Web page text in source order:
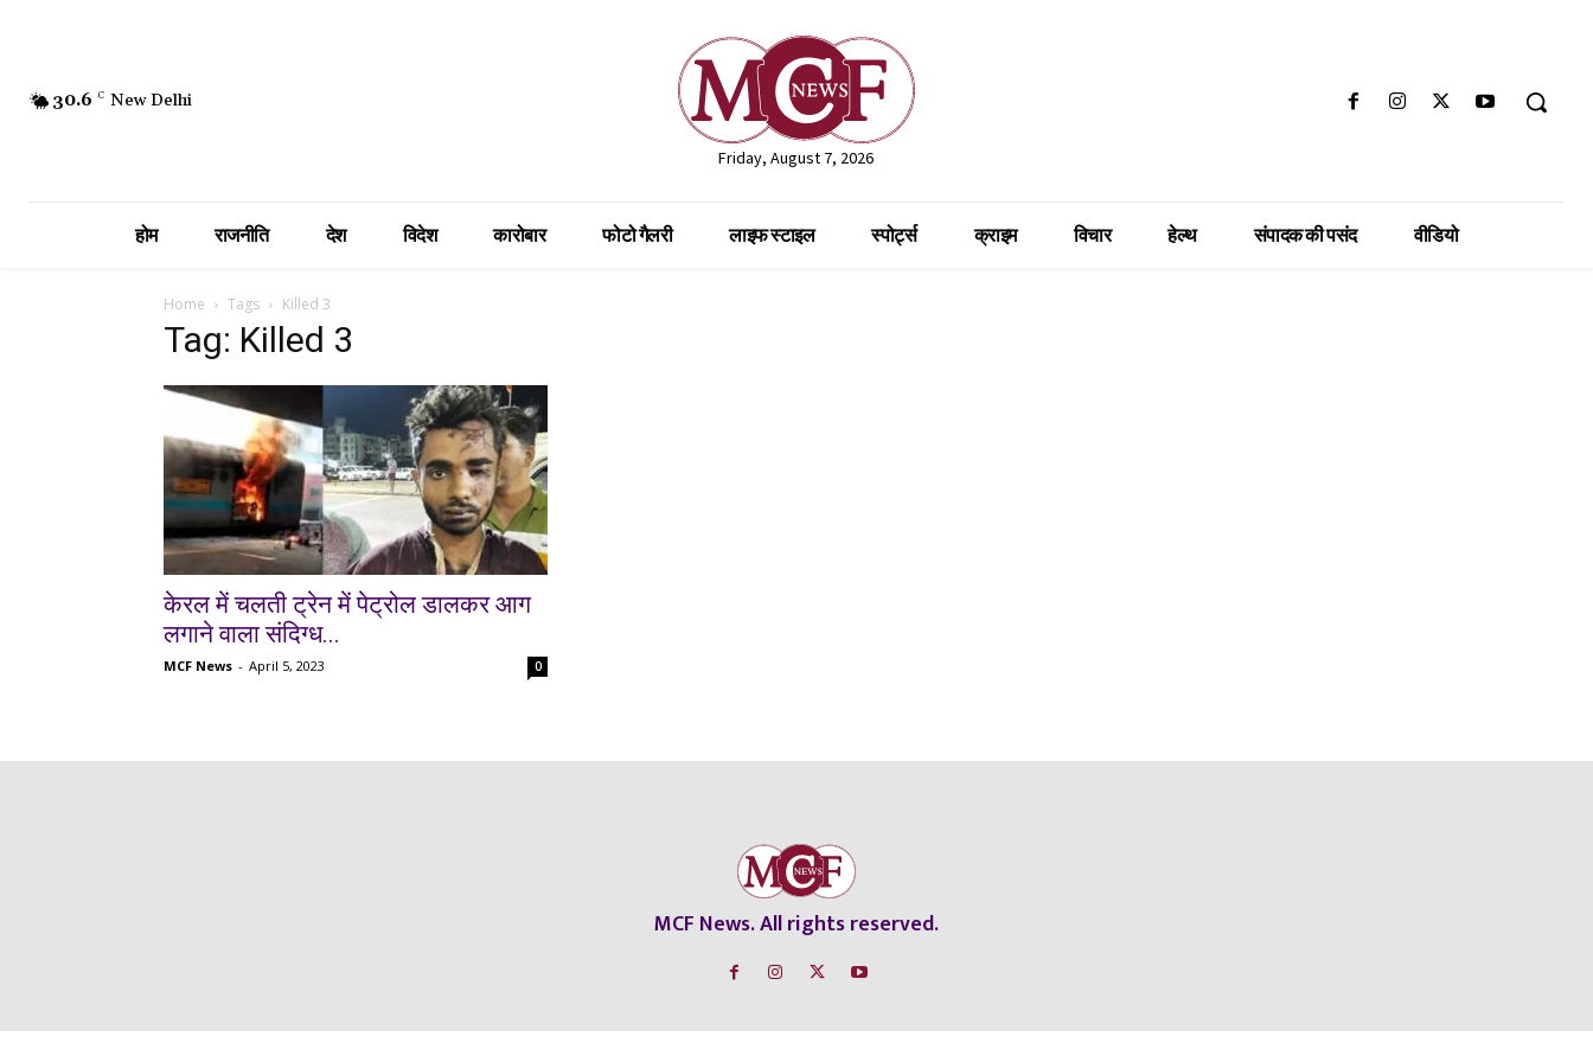
30.6 C New Delhi
Friday, August 7, 2026
होम राजनीति देश विदेश कारोबार फोटो गैलरी लाइफ स्टाइल स्पोर्ट्स क्राइम विचार हेल्थ संपादक की पसंद वीडियो
Home Tags Killed 3
Tag: Killed 3
केरल में चलती ट्रेन में पेट्रोल डालकर आग
लगाने वाला संदिग्ध...
MCF News - April 5, 2023 0
MCF News. All rights reserved.